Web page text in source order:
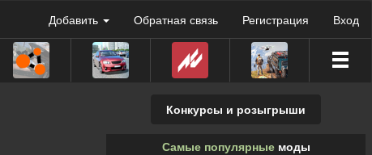
Добавить Обратная связь Регистрация Вход
Конкурсы и розыгрыши
Самые популярныемоды